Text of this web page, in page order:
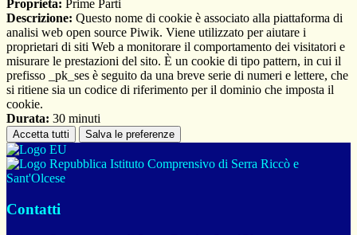
Proprieta: Prime Parti
Descrizione: Questo nome di cookie è associato alla piattaforma di
analisi web open source Piwik. Viene utilizzato per aiutare i
proprietari di siti Web a monitorare il comportamento dei visitatori e
misurare le prestazioni del sito. È un cookie di tipo pattern, in cui il
prefisso _pk_ses è seguito da una breve serie di numeri e lettere, che
si ritiene sia un codice di riferimento per il dominio che imposta il
cookie.
Durata: 30 minuti
Accetta tutti Salva le preferenze
Istituto Comprensivo di Serra Riccò e
Sant'Olcese
Contatti